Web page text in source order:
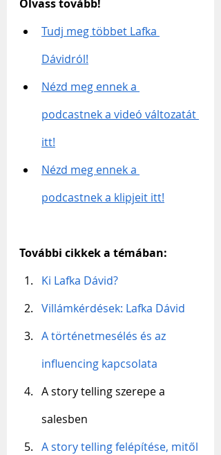
Olvass tovább!
Tudj meg többet Lafka
Dávidról!
Nézd meg ennek a
podcastnek a videó változatát
itt!
Nézd meg ennek a
podcastnek a klipjeit itt!
További cikkek a témában:
Ki Lafka Dávid?
Villámkérdések: Lafka Dávid
A történetmesélés és az
influencing kapcsolata
A story telling szerepe a
salesben
A story telling felépítése, mitől